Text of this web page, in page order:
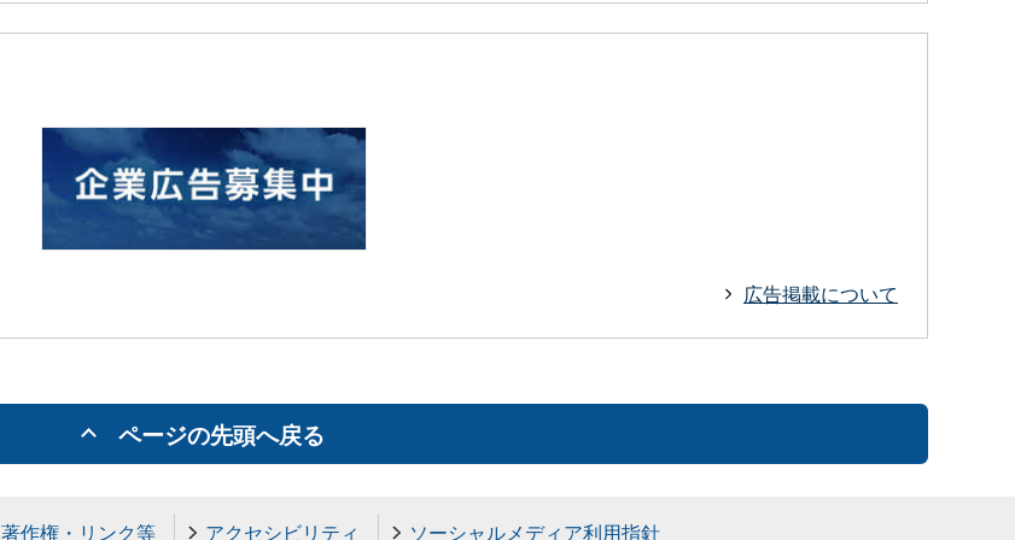
広告掲載について
ページの先頭へ戻る
著作権・リンク等 アクセシビリティ ソーシャルメディア利用指針